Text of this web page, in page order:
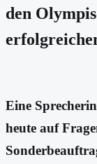
den
Eine
heute auf